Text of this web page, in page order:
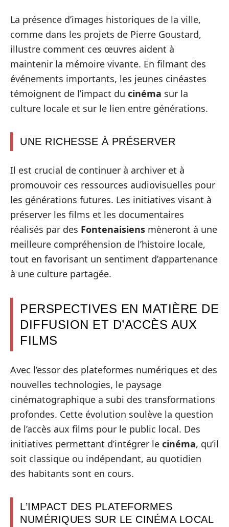
La présence d’images historiques de la ville,
comme dans les projets de Pierre Goustard,
illustre comment ces œuvres aident à
maintenir la mémoire vivante. En filmant des
événements importants, les jeunes cinéastes
témoignent de l’impact du cinéma sur la
culture locale et sur le lien entre générations.
UNE RICHESSE À PRÉSERVER
Il est crucial de continuer à archiver et à
promouvoir ces ressources audiovisuelles pour
les générations futures. Les initiatives visant à
préserver les films et les documentaires
réalisés par des Fontenaisiens mèneront à une
meilleure compréhension de l’histoire locale,
tout en favorisant un sentiment d’appartenance
à une culture partagée.
PERSPECTIVES EN MATIÈRE DE
DIFFUSION ET D’ACCÈS AUX
FILMS
Avec l’essor des plateformes numériques et des
nouvelles technologies, le paysage
cinématographique a subi des transformations
profondes. Cette évolution soulève la question
de l’accès aux films pour le public local. Des
initiatives permettant d’intégrer le cinéma, qu’il
soit classique ou indépendant, au quotidien
des habitants sont en cours.
L’IMPACT DES PLATEFORMES
NUMÉRIQUES SUR LE CINÉMA LOCAL